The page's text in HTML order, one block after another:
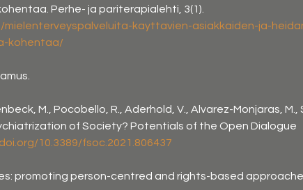
Perhe- ja pariterapialehti, 3(1).
kayttavien-asiakkaiden-ja-
kohentaa/
M., Pocobello, R., Aderhold, V., Alvarez-Monjaras, M.,
of Society? Potentials of the Open Dialogue
10.3389/fsoc.2021.806437
promoting person-centred and rights-based